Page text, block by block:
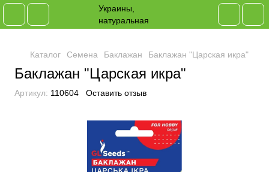
Каталог Семена Баклажан Баклажан "Царская икра"
Баклажан "Царская икра"
Артикул: 110604 Оставить отзыв